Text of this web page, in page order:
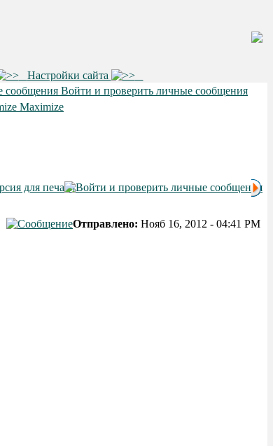
Настройки сайта
Войти и проверить личные сообщения
Maximize
Отправлено: Нояб 16, 2012 - 04:41 PM